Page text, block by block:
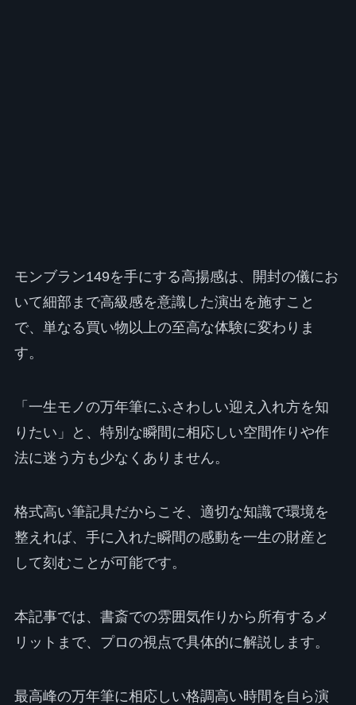
モンブラン149を手にする高揚感は、開封の儀にお
いて細部まで高級感を意識した演出を施すこと
で、単なる買い物以上の至高な体験に変わりま
す。
「一生モノの万年筆にふさわしい迎え入れ方を知
りたい」と、特別な瞬間に相応しい空間作りや作
法に迷う方も少なくありません。
格式高い筆記具だからこそ、適切な知識で環境を
整えれば、手に入れた瞬間の感動を一生の財産と
して刻むことが可能です。
本記事では、書斎での雰囲気作りから所有するメ
リットまで、プロの視点で具体的に解説します。
最高峰の万年筆に相応しい格調高い時間を自ら演